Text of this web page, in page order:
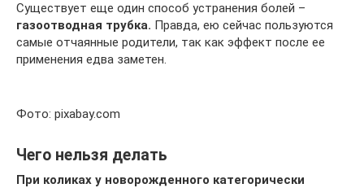
Существует еще один способ устранения болей –
газоотводная трубка. Правда, ею сейчас пользуются
самые отчаянные родители, так как эффект после ее
применения едва заметен.
Фото: pixabay.com
Чего нельзя делать
При коликах у новорожденного категорически